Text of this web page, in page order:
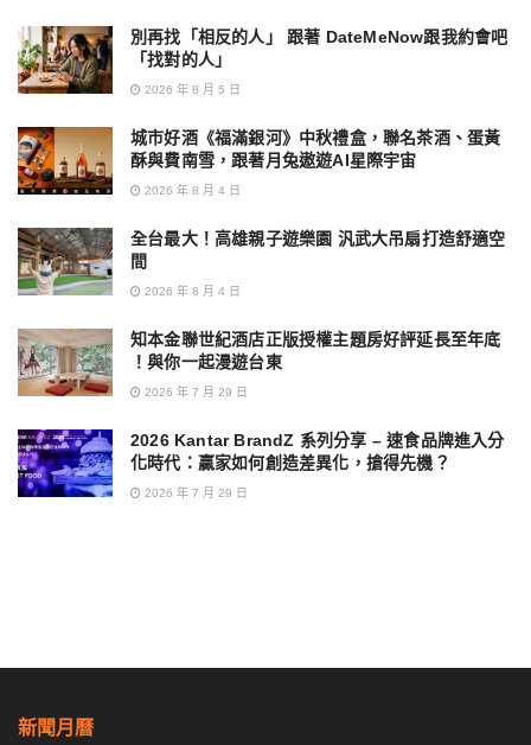
別再找「相反的人」 跟著 DateMeNow跟我約會吧
「找對的人」
2026 年 8 月 5 日
城市好酒《福滿銀河》中秋禮盒，聯名茶酒、蛋黃
酥與費南雪，跟著月兔遨遊AI星際宇宙
2026 年 8 月 4 日
全台最大！高雄親子遊樂園 汎武大吊扇打造舒適空
間
2026 年 8 月 4 日
知本金聯世紀酒店正版授權主題房好評延長至年底
！與你一起漫遊台東
2026 年 7 月 29 日
2026 Kantar BrandZ 系列分享 – 速食品牌進入分
化時代：贏家如何創造差異化，搶得先機？
2026 年 7 月 29 日
新聞月曆